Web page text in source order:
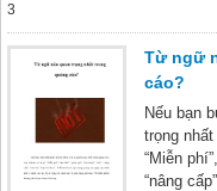
3
Từ ngữ
cáo?
Nếu bạn
trọng
“Miễn
“nâng